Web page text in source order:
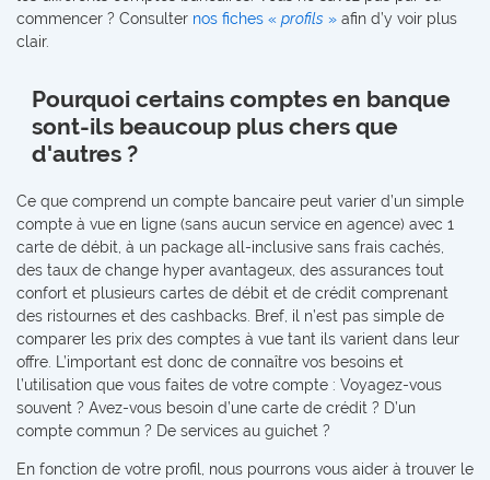
commencer ? Consulter nos fiches « profils » afin d’y voir plus
clair.
Pourquoi certains comptes en banque
sont-ils beaucoup plus chers que
d'autres ?
Ce que comprend un compte bancaire peut varier d’un simple
compte à vue en ligne (sans aucun service en agence) avec 1
carte de débit, à un package all-inclusive sans frais cachés,
des taux de change hyper avantageux, des assurances tout
confort et plusieurs cartes de débit et de crédit comprenant
des ristournes et des cashbacks. Bref, il n’est pas simple de
comparer les prix des comptes à vue tant ils varient dans leur
offre. L’important est donc de connaître vos besoins et
l’utilisation que vous faites de votre compte : Voyagez-vous
souvent ? Avez-vous besoin d’une carte de crédit ? D’un
compte commun ? De services au guichet ?
En fonction de votre profil, nous pourrons vous aider à trouver le